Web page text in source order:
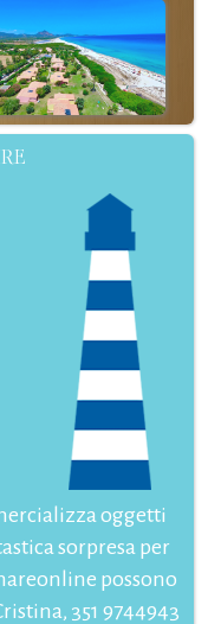
oggetti
sorpresa per
possono
351 9744943